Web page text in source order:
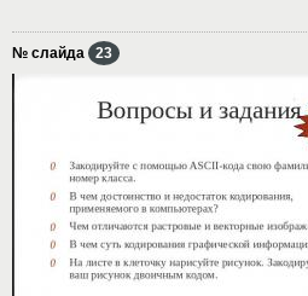
№ слайда 23